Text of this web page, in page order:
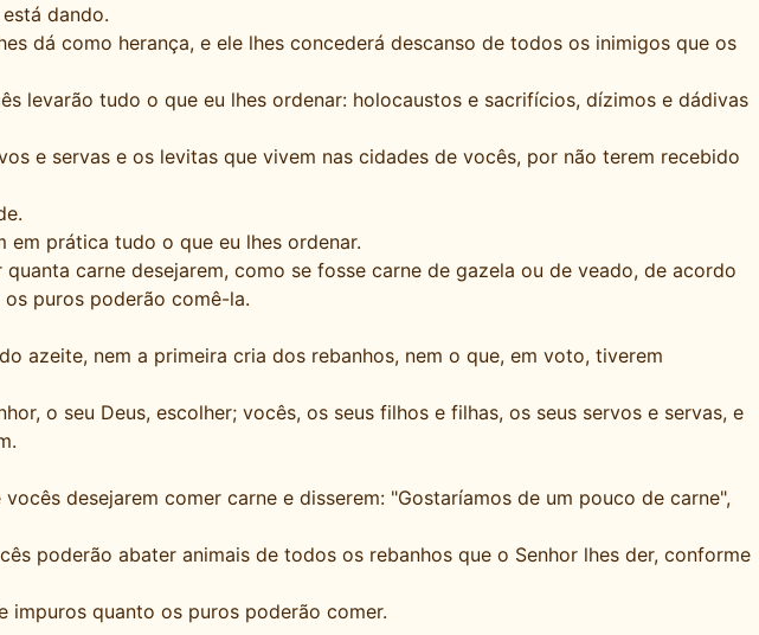
dando.
dá como herança, e ele lhes concederá descanso de todos os inimigos que os
levarão tudo o que eu lhes ordenar: holocaustos e sacrifícios, dízimos e dádivas
e servas e os levitas que vivem nas cidades de vocês, por não terem recebido
em prática tudo o que eu lhes ordenar.
carne desejarem, como se fosse carne de gazela ou de veado, de acordo
puros poderão comê-la.
azeite, nem a primeira cria dos rebanhos, nem o que, em voto, tiverem
o seu Deus, escolher; vocês, os seus filhos e filhas, os seus servos e servas, e
desejarem comer carne e disserem: "Gostaríamos de um pouco de carne",
poderão abater animais de todos os rebanhos que o Senhor lhes der, conforme
impuros quanto os puros poderão comer.